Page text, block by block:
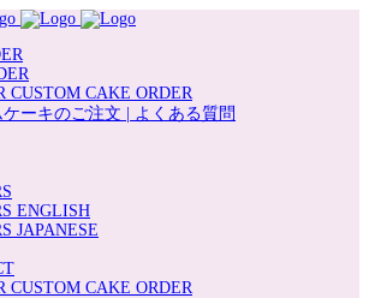
CUSTOM CAKE ORDER
ーキのご注文 | よくある質問
ENGLISH
JAPANESE
CUSTOM CAKE ORDER